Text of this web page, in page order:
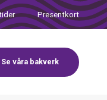
Presentkort
Se våra bakverk